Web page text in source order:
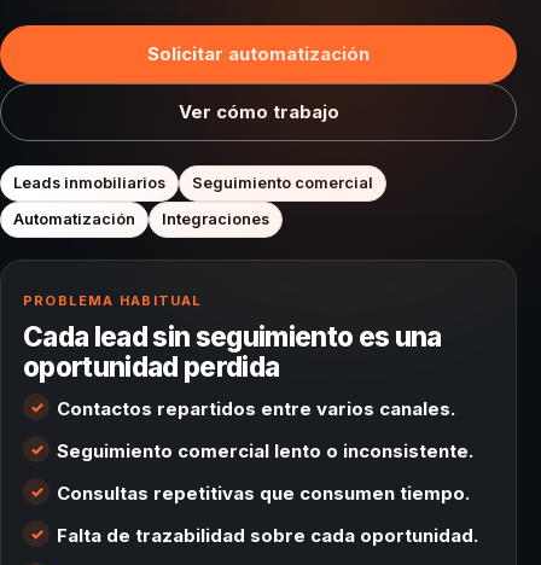
Solicitar automatización
Ver cómo trabajo
Leads inmobiliarios
Seguimiento comercial
Automatización
Integraciones
PROBLEMA HABITUAL
Cada lead sin seguimiento es una
oportunidad perdida
Contactos repartidos entre varios canales.
Seguimiento comercial lento o inconsistente.
Consultas repetitivas que consumen tiempo.
Falta de trazabilidad sobre cada oportunidad.